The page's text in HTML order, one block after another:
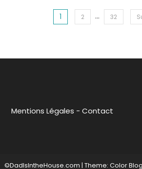
Navigation
articles
1 2 … 32
Mentions Légales -Contact
©DadIsIntheHouse.com | Theme: Color